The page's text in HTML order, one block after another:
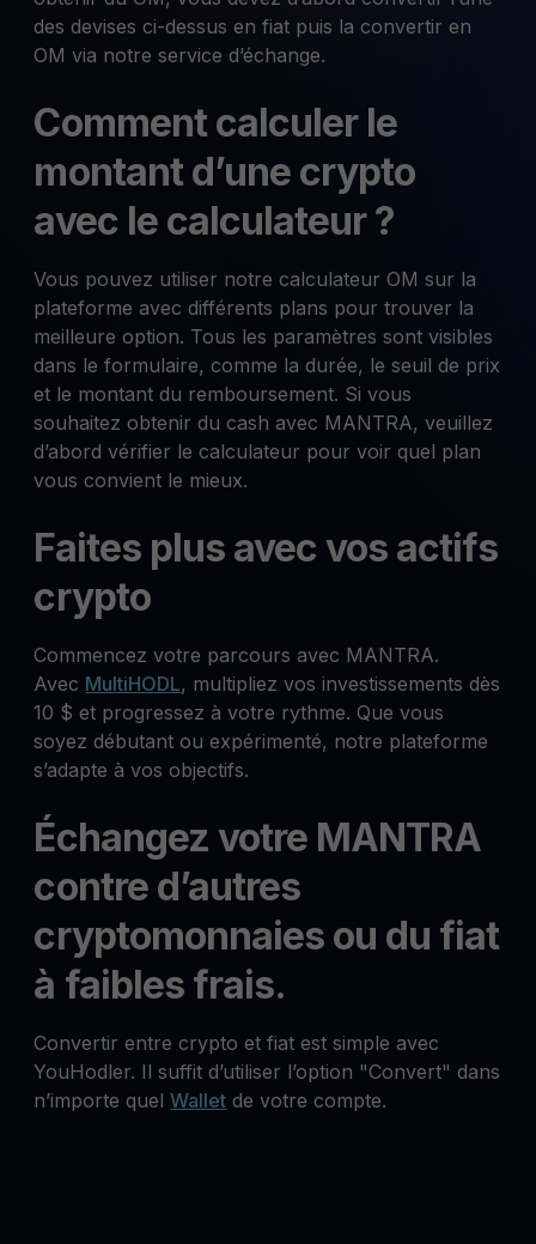
des devises ci-dessus en fiat puis la convertir en
OM via notre service d’échange.
Comment calculer le
montant d’une crypto
avec le calculateur ?
Vous pouvez utiliser notre calculateur OM sur la
plateforme avec différents plans pour trouver la
meilleure option. Tous les paramètres sont visibles
dans le formulaire, comme la durée, le seuil de prix
et le montant du remboursement. Si vous
souhaitez obtenir du cash avec MANTRA, veuillez
d’abord vérifier le calculateur pour voir quel plan
vous convient le mieux.
Faites plus avec vos actifs
crypto
Commencez votre parcours avec MANTRA.
Avec MultiHODL, multipliez vos investissements dès
10 $ et progressez à votre rythme. Que vous
soyez débutant ou expérimenté, notre plateforme
s’adapte à vos objectifs.
Échangez votre MANTRA
contre d’autres
cryptomonnaies ou du fiat
à faibles frais.
Convertir entre crypto et fiat est simple avec
YouHodler. Il suffit d’utiliser l’option "Convert" dans
n’importe quelWallet de votre compte.